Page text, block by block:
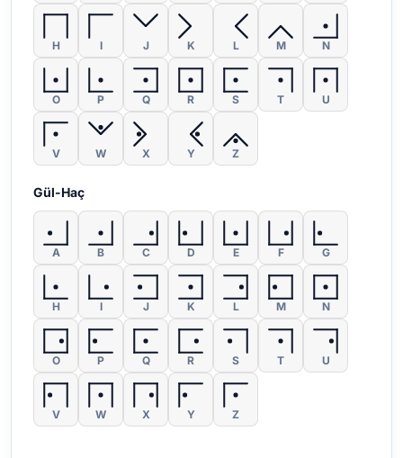
H I J K L M N
O P Q R S T U
V W X Y Z
Gül-Haç
A B C D E F G
H I J K L M N
O P Q R S T U
V W X Y Z